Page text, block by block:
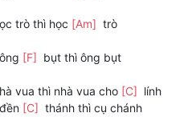
trò thì học [Am] trò
[F] bụt thì ông bụt
vua thì nhà vua cho [C] lính
[C] thánh thì cụ chánh